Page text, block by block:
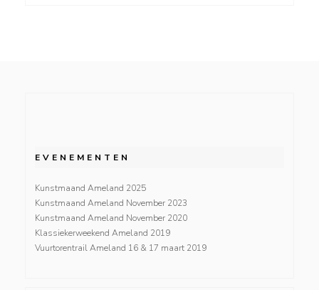
EVENEMENTEN
Kunstmaand Ameland 2025
Kunstmaand Ameland November 2023
Kunstmaand Ameland November 2020
Klassiekerweekend Ameland 2019
Vuurtorentrail Ameland 16 & 17 maart 2019